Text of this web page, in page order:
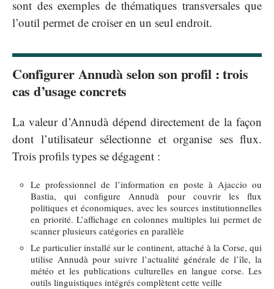
sont des exemples de thématiques transversales que
l’outil permet de croiser en un seul endroit.
Configurer Annudà selon son profil : trois
cas d’usage concrets
La valeur d’Annudà dépend directement de la façon
dont l’utilisateur sélectionne et organise ses flux.
Trois profils types se dégagent :
Le professionnel de l’information en poste à Ajaccio ou
Bastia, qui configure Annudà pour couvrir les flux
politiques et économiques, avec les sources institutionnelles
en priorité. L’affichage en colonnes multiples lui permet de
scanner plusieurs catégories en parallèle
Le particulier installé sur le continent, attaché à la Corse, qui
utilise Annudà pour suivre l’actualité générale de l’île, la
météo et les publications culturelles en langue corse. Les
outils linguistiques intégrés complètent cette veille